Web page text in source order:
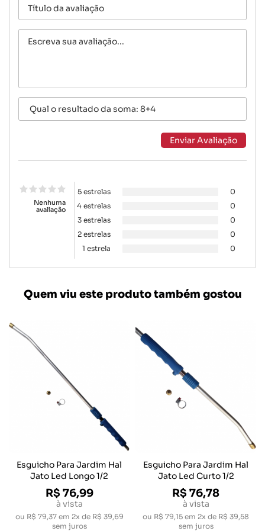
Nenhuma
avaliação
5 estrelas
0
4 estrelas
0
3 estrelas
0
2 estrelas
0
1 estrela
0
Quem viu este produto também gostou
Esguicho Para Jardim Hal
Jato Led Longo 1/2
R$ 76,99
à vista
ou R$ 79,37em 2x de R$ 39,69
sem juros
Esguicho Para Jardim Hal
Jato Led Curto 1/2
R$ 76,78
à vista
ou R$ 79,15 em 2x de R$ 39,58
sem juros